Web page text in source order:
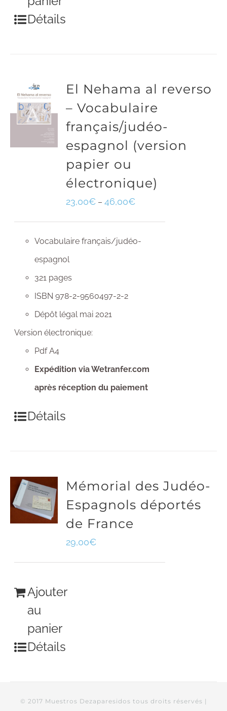
Détails
El Nehama al reverso
– Vocabulaire
français/judéo-
espagnol (version
papier ou
électronique)
23,00€ –46,00€
Vocabulaire français/judéo-
espagnol
321 pages
ISBN 978-2-9560497-2-2
Dépôt légal mai 2021
Version électronique:
Pdf A4
Expédition via Wetranfer.com
après réception du paiement
Détails
Mémorial des Judéo-
Espagnols déportés
de France
29,00€
Ajouter
au
panier
Détails
© 2017 Muestros Dezaparesidos tous droits réservés |